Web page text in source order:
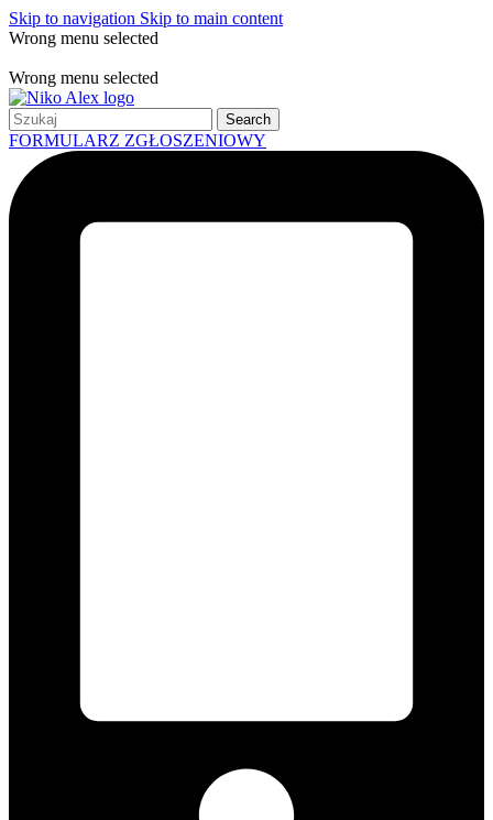
Skip to navigation Skip to main content
Wrong menu selected
Wrong menu selected
Search
FORMULARZ ZGŁOSZENIOWY